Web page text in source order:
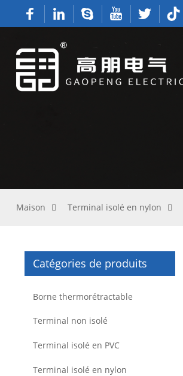
Maison Terminal isolé en nylon
Catégories de produits
Borne thermorétractable
Terminal non isolé
Terminal isolé en PVC
Terminal isolé en nylon